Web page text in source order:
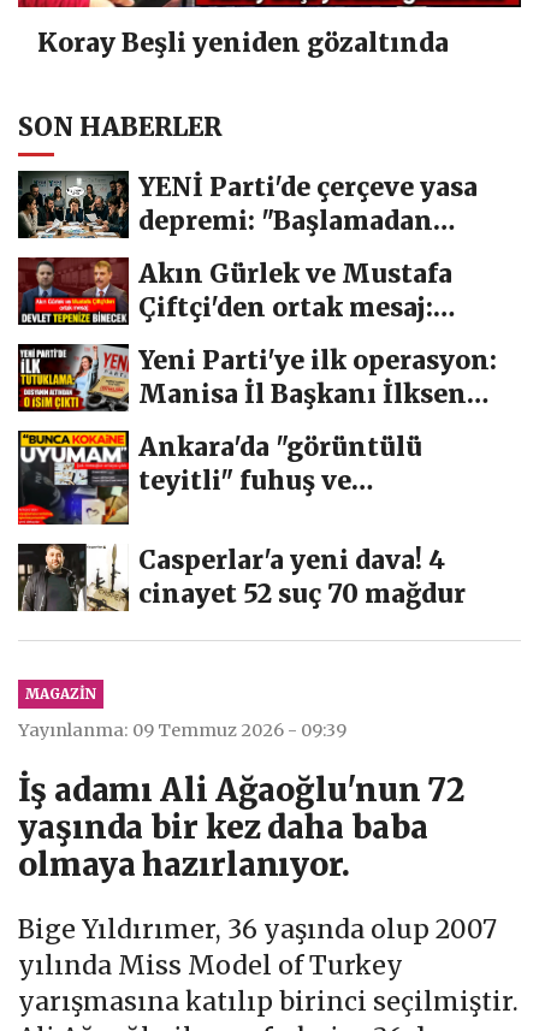
Koray Beşli yeniden gözaltında
SON HABERLER
YENİ Parti'de çerçeve yasa
depremi: "Başlamadan
bittik"
Akın Gürlek ve Mustafa
Çiftçi'den ortak mesaj:
Devlet tepenize...
Yeni Parti'ye ilk operasyon:
Manisa İl Başkanı İlksen
Özalper...
Ankara'da "görüntülü
teyitli" fuhuş ve
Casperlar'a yeni dava! 4
cinayet 52 suç 70 mağdur
MAGAZIN
Yayınlanma: 09 Temmuz 2026 - 09:39
İş adamı Ali Ağaoğlu'nun 72
yaşında bir kez daha baba
olmaya hazırlanıyor.
Bige Yıldırımer, 36 yaşında olup 2007
yılında Miss Model of Turkey
yarışmasına katılıp birinci seçilmiştir.